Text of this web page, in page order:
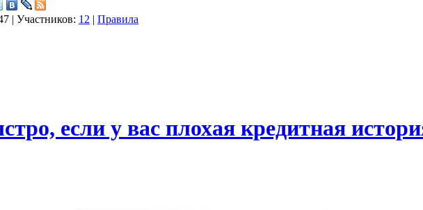
| Участников: 12 | Правила
если у вас плохая кредитная